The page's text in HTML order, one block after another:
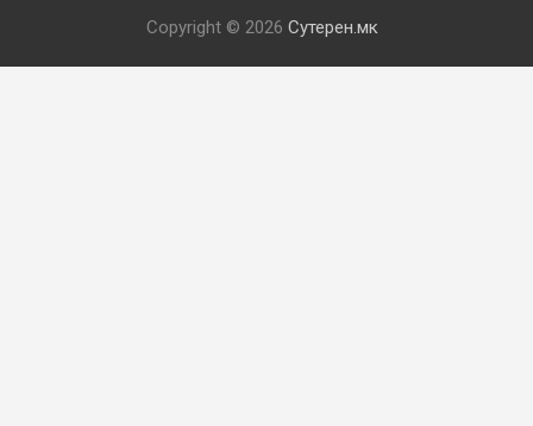
Copyright © 2026 Сутерен.мк